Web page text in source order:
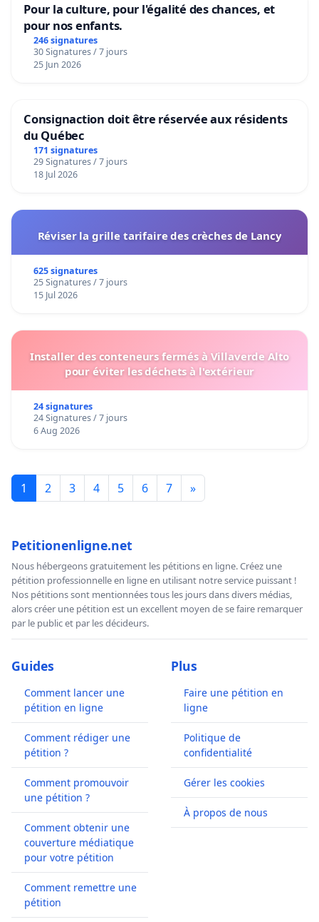
Pour la culture, pour l'égalité des chances, et
pour nos enfants.
246 signatures
30 Signatures / 7 jours
25 Jun 2026
Consignaction doit être réservée aux résidents
du Québec
171 signatures
29 Signatures / 7 jours
18 Jul 2026
Réviser la grille tarifaire des crèches de Lancy
625 signatures
25 Signatures / 7 jours
15 Jul 2026
Installer des conteneurs fermés à Villaverde Alto
pour éviter les déchets à l'extérieur
24 signatures
24 Signatures / 7 jours
6 Aug 2026
1 2 3 4 5 6 7 »
Petitionenligne.net
Nous hébergeons gratuitement les pétitions en ligne. Créez une
pétition professionnelle en ligne en utilisant notre service puissant !
Nos pétitions sont mentionnées tous les jours dans divers médias,
alors créer une pétition est un excellent moyen de se faire remarquer
par le public et par les décideurs.
Guides
Comment lancer une
pétition en ligne
Comment rédiger une
pétition ?
Comment promouvoir
une pétition ?
Comment obtenir une
couverture médiatique
pour votre pétition
Comment remettre une
pétition
Plus
Faire une pétition en
ligne
Politique de
confidentialité
Gérer les cookies
À propos de nous